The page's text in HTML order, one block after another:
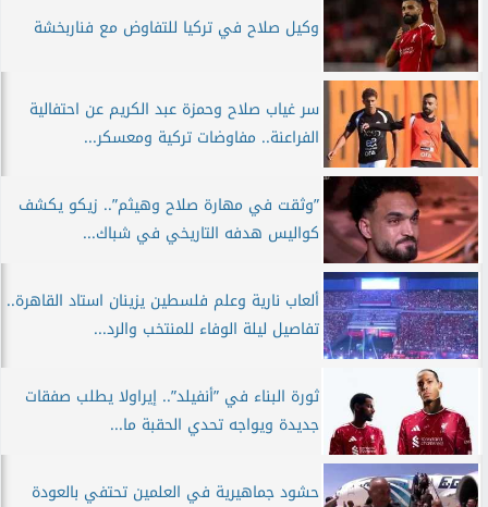
وكيل صلاح في تركيا للتفاوض مع فناربخشة
سر غياب صلاح وحمزة عبد الكريم عن احتفالية
الفراعنة.. مفاوضات تركية ومعسكر...
”وثقت في مهارة صلاح وهيثم”.. زيكو يكشف
كواليس هدفه التاريخي في شباك...
ألعاب نارية وعلم فلسطين يزينان استاد القاهرة..
تفاصيل ليلة الوفاء للمنتخب والرد...
ثورة البناء في ”أنفيلد”.. إيراولا يطلب صفقات
جديدة ويواجه تحدي الحقبة ما...
حشود جماهيرية في العلمين تحتفي بالعودة